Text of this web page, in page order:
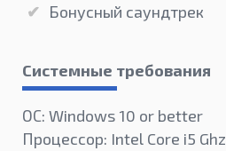
Бонусный саундтрек
Системные требования
ОС: Windows 10 or better
Процессор: Intel Core i5 Ghz